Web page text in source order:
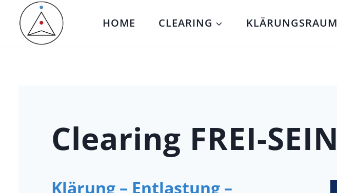
Zum
Inhalt
springen
HOME CLEARING KLÄRUNGSRAUM
Clearing FREI-SEIN
Klärung – Entlastung –